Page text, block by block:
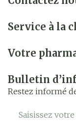
Service à la
Votre
Bulletin
Restez informé
Adresse mail